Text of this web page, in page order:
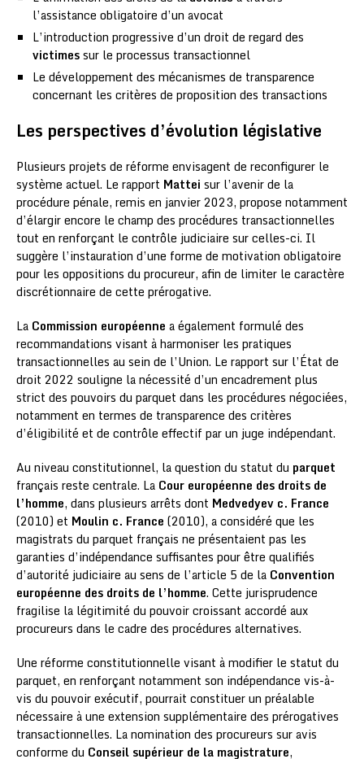
l’assistance obligatoire d’un avocat
L’introduction progressive d’un droit de regard des
victimessur le processus transactionnel
Le développement des mécanismes de transparence
concernant les critères de proposition des transactions
Les perspectives d’évolution législative
Plusieurs projets de réforme envisagent de reconfigurer le
système actuel. Le rapport Mattei sur l’avenir de la
procédure pénale, remis en janvier 2023, propose notamment
d’élargir encore le champ des procédures transactionnelles
tout en renforçant le contrôle judiciaire sur celles-ci. Il
suggère l’instauration d’une forme de motivation obligatoire
pour les oppositions du procureur, afin de limiter le caractère
discrétionnaire de cette prérogative.
La Commission européenne a également formulé des
recommandations visant à harmoniser les pratiques
transactionnelles au sein de l’Union. Le rapport sur l’État de
droit 2022 souligne la nécessité d’un encadrement plus
strict des pouvoirs du parquet dans les procédures négociées,
notamment en termes de transparence des critères
d’éligibilité et de contrôle effectif par un juge indépendant.
Au niveau constitutionnel, la question du statut du parquet
français reste centrale. La Cour européenne des droits de
l’homme, dans plusieurs arrêts dont Medvedyev c. France
(2010) et Moulin c. France (2010), a considéré que les
magistrats du parquet français ne présentaient pas les
garanties d’indépendance suffisantes pour être qualifiés
d’autorité judiciaire au sens de l’article 5 de la Convention
européenne des droits de l’homme. Cette jurisprudence
fragilise la légitimité du pouvoir croissant accordé aux
procureurs dans le cadre des procédures alternatives.
Une réforme constitutionnelle visant à modifier le statut du
parquet, en renforçant notamment son indépendance vis-à-
vis du pouvoir exécutif, pourrait constituer un préalable
nécessaire à une extension supplémentaire des prérogatives
transactionnelles. La nomination des procureurs sur avis
conforme du Conseil supérieur de la magistrature,